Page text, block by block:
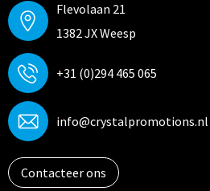
Flevolaan 21
1382 JX Weesp
+31 (0)294 465 065
info@crystalpromotions.nl
Contacteer ons